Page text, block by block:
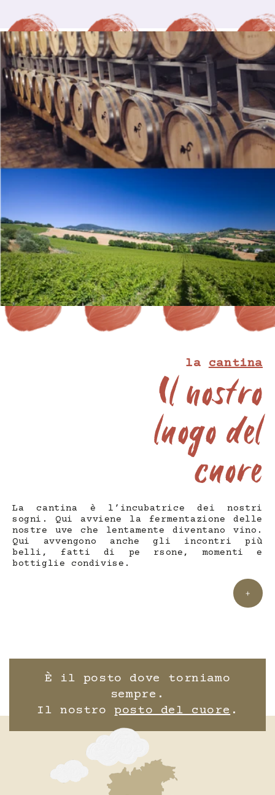
la cantina
Il nostro
luogo del
cuore
La cantina è l’incubatrice dei nostri
sogni. Qui avviene la fermentazione delle
nostre uve che lentamente diventano vino.
Qui avvengono anche gli incontri più
belli, fatti di pe rsone, momenti e
bottiglie condivise.
+
È il posto dove torniamo
sempre.
Il nostroposto del cuore.